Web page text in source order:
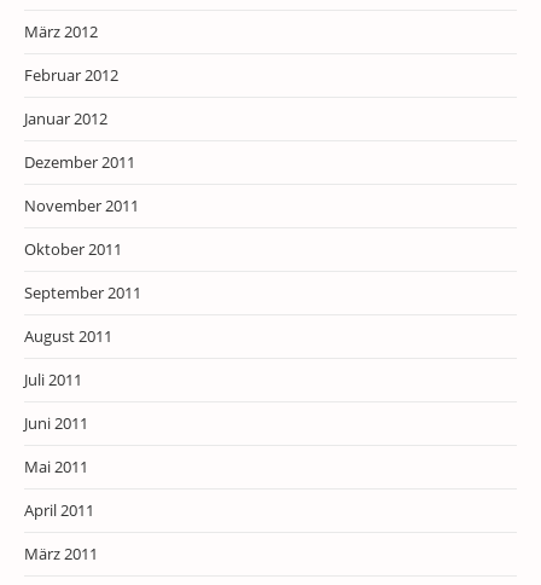
März 2012
Februar 2012
Januar 2012
Dezember 2011
November 2011
Oktober 2011
September 2011
August 2011
Juli 2011
Juni 2011
Mai 2011
April 2011
März 2011